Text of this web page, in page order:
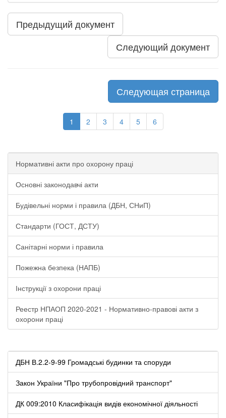
Предыдущий документ
Следующий документ
Следующая страница
1 2 3 4 5 6
Нормативні акти про охорону праці
Основні законодавчі акти
Будівельні норми і правила (ДБН, СНиП)
Стандарти (ГОСТ, ДСТУ)
Санітарні норми і правила
Пожежна безпека (НАПБ)
Інструкції з охорони праці
Реестр НПАОП 2020-2021 - Нормативно-правові акти з
охорони праці
ДБН В.2.2-9-99 Громадські будинки та споруди
Закон України "Про трубопровідний транспорт"
ДК 009:2010 Класифікація видів економічної діяльності